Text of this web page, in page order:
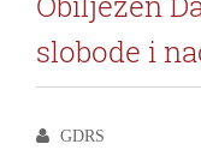
slobode i
GDRS